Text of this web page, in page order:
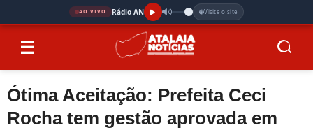
AO VIVO Rádio AN Visite o site
☰
Ótima Aceitação: Prefeita Ceci
Rocha tem gestão aprovada em